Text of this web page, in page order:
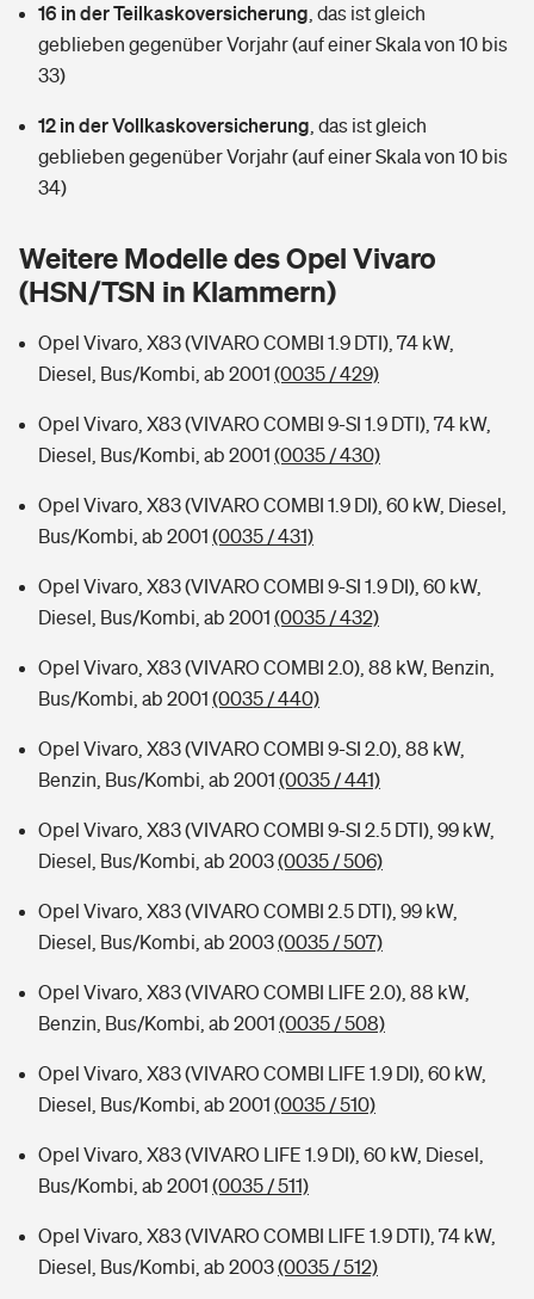
Sie haben Fragen?
Restkreditversicherung
Tools
Hochwasser-Check: Wie gefährdet ist Ihr Haus?
Sie haben Fragen?
Reiseversicherung
Hundehalter-Haftpflicht
Handyversicherung
Private Cyberversicherung
Zur Übersicht
Kinderunfall-Check: Mehr Sicherheit für deine Kids
Typklassen: So ist Ihr Auto eingestuft
Sie haben Fragen?
Tools
Wer versichert was: Jetzt Versicherer finden
Rentenrechner: Wie viel Geld bekomme ich im Alter?
16 in der Teilkaskoversicherung das ist gleich
geblieben gegenüber Vorjahr (auf einer Skala von 10 bis
33)
12 in der Vollkaskoversicherung das ist gleich
geblieben gegenüber Vorjahr (auf einer Skala von 10 bis
34)
Weitere Modelle des Opel Vivaro
(HSN/TSN in Klammern)
Opel Vivaro, X83 (VIVARO COMBI 1.9 DTI), 74 kW,
Diesel, Bus/Kombi, ab 2001 (0035 / 429)
Opel Vivaro, X83 (VIVARO COMBI 9-SI 1.9 DTI), 74 kW,
Diesel, Bus/Kombi, ab 2001 (0035 / 430)
Opel Vivaro, X83 (VIVARO COMBI 1.9 DI), 60 kW, Diesel,
Bus/Kombi, ab 2001 (0035 / 431)
Opel Vivaro, X83 (VIVARO COMBI 9-SI 1.9 DI), 60 kW,
Diesel, Bus/Kombi, ab 2001 (0035 / 432)
Opel Vivaro, X83 (VIVARO COMBI 2.0), 88 kW, Benzin,
Bus/Kombi, ab 2001 (0035 / 440)
Opel Vivaro, X83 (VIVARO COMBI 9-SI 2.0), 88 kW,
Benzin, Bus/Kombi, ab 2001 (0035 / 441)
Opel Vivaro, X83 (VIVARO COMBI 9-SI 2.5 DTI), 99 kW,
Diesel, Bus/Kombi, ab 2003(0035 / 506)
Opel Vivaro, X83 (VIVARO COMBI 2.5 DTI), 99 kW,
Diesel, Bus/Kombi, ab 2003(0035 / 507)
Opel Vivaro, X83 (VIVARO COMBI LIFE 2.0), 88 kW,
Benzin, Bus/Kombi, ab 2001 (0035 / 508)
Opel Vivaro, X83 (VIVARO COMBI LIFE 1.9 DI), 60 kW,
Diesel, Bus/Kombi, ab 2001 (0035 / 510)
Opel Vivaro, X83 (VIVARO LIFE 1.9 DI), 60 kW, Diesel,
Bus/Kombi, ab 2001 (0035 / 511)
Opel Vivaro, X83 (VIVARO COMBI LIFE 1.9 DTI), 74 kW,
Diesel, Bus/Kombi, ab 2003(0035 / 512)